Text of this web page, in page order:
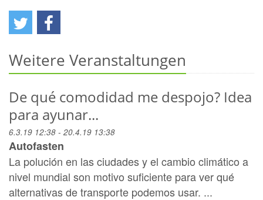
Weitere Veranstaltungen
De qué comodidad me despojo? Idea
para ayunar...
6.3.19 12:38 - 20.4.19 13:38
Autofasten
La polución en las ciudades y el cambio climático a
nivel mundial son motivo suficiente para ver qué
alternativas de transporte podemos usar. ...